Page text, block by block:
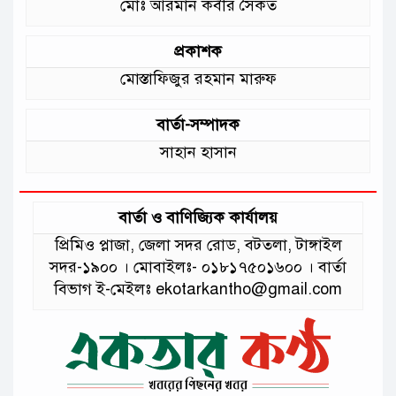
মোঃ আরমান কবীর সৈকত
প্রকাশক
মোস্তাফিজুর রহমান মারুফ
বার্তা-সম্পাদক
সাহান হাসান
বার্তা ও বাণিজ্যিক কার্যালয়
প্রিমিও প্লাজা, জেলা সদর রোড, বটতলা, টাঙ্গাইল
সদর-১৯০০ । মোবাইলঃ- ০১৮১৭৫০১৬০০ । বার্তা
বিভাগ ই-মেইলঃ ekotarkantho@gmail.com